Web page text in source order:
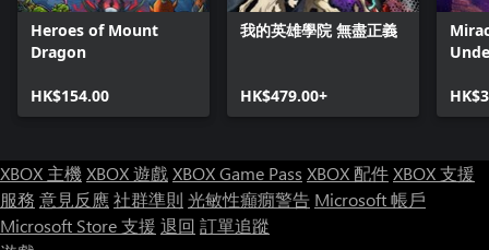
Heroes of Mount
Dragon
HK$154.00
我的英雄學院 無盡正義
HK$479.00+
XBOX 主機XBOX 遊戲XBOX Game Pass XBOX 配件XBOX 支援
服務 意見反應社群準則 光敏性癲癇警告 Microsoft 帳戶
Microsoft Store 支援 退回 訂單追蹤